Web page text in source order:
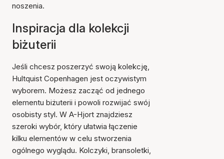
noszenia.
Inspiracja dla kolekcji
biżuterii
Jeśli chcesz poszerzyć swoją kolekcję,
Hultquist Copenhagen jest oczywistym
wyborem. Możesz zacząć od jednego
elementu biżuterii i powoli rozwijać swój
osobisty styl. W A-Hjort znajdziesz
szeroki wybór, który ułatwia łączenie
kilku elementów w celu stworzenia
ogólnego wyglądu. Kolczyki, bransoletki,